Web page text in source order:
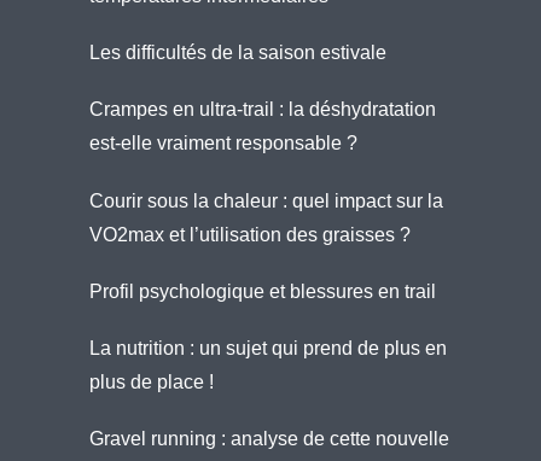
Les difficultés de la saison estivale
Crampes en ultra-trail : la déshydratation
est-elle vraiment responsable ?
Courir sous la chaleur : quel impact sur la
VO2max et l’utilisation des graisses ?
Profil psychologique et blessures en trail
La nutrition : un sujet qui prend de plus en
plus de place !
Gravel running : analyse de cette nouvelle